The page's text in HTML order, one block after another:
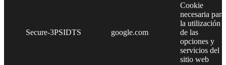
Secure-3PSIDTS google.com
Cookie
necesaria para
la utilización
de las
opciones y
servicios del
sitio web